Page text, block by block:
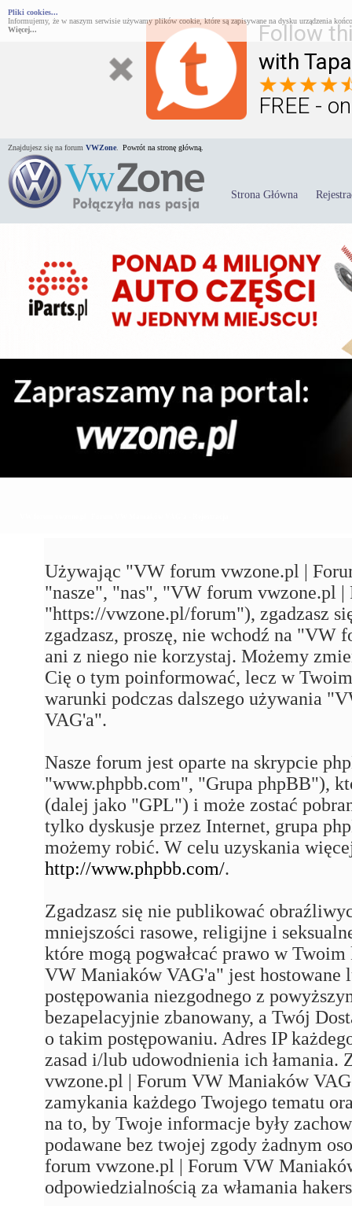
Follow
with
FREE -
Pliki cookies...
Informujemy, że w naszym serwisie używamy plików cookie, które są zapisywane na dysku urządzenia
Więcej...
Znajdujesz się na forum VWZone Powrót na stronę główną.
Strona Główna
Używając "VW forum vwzone.pl |
"nasze", "nas", "VW forum vwzone.pl
"https://vwzone.pl/forum"), zgadzasz
zgadzasz, proszę, nie wchodź na
ani z niego nie korzystaj. Możemy
Cię o tym poinformować, lecz w
warunki podczas dalszego używania
VAG'a".
Nasze forum jest oparte na skrypcie
"www.phpbb.com", "Grupa phpBB"),
(dalej jako "GPL") i może zostać
tylko dyskusje przez Internet, grupa
możemy robić. W celu uzyskania
http://www.phpbb.com/.
Zgadzasz się nie publikować
mniejszości rasowe, religijne i
które mogą pogwałcać prawo w
VW Maniaków VAG'a" jest hostowane
postępowania niezgodnego z
bezapelacyjnie zbanowany, a Twój
o takim postępowaniu. Adres IP
zasad i/lub udowodnienia ich
vwzone.pl | Forum VW Maniaków
zamykania każdego Twojego tematu
na to, by Twoje informacje były
podawane bez twojej zgody żadnym
forum vwzone.pl | Forum VW
odpowiedzialnością za włamania